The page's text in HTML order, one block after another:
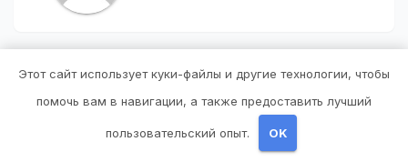
Похожая запись
Этот сайт использует куки-файлы и другие технологии, чтобы
помочь вам в навигации, а также предоставить лучший
пользовательский опыт. OK